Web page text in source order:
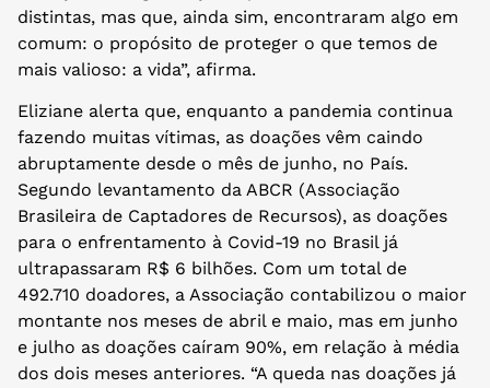
distintas, mas que, ainda sim, encontraram algo em
comum: o propósito de proteger o que temos de
mais valioso: a vida”, afirma.
Eliziane alerta que, enquanto a pandemia continua
fazendo muitas vítimas, as doações vêm caindo
abruptamente desde o mês de junho, no País.
Segundo levantamento da ABCR (Associação
Brasileira de Captadores de Recursos), as doações
para o enfrentamento à Covid-19 no Brasil já
ultrapassaram R$ 6 bilhões. Com um total de
492.710 doadores, a Associação contabilizou o maior
montante nos meses de abril e maio, mas em junho
e julho as doações caíram 90%, em relação à média
dos dois meses anteriores. “A queda nas doações já